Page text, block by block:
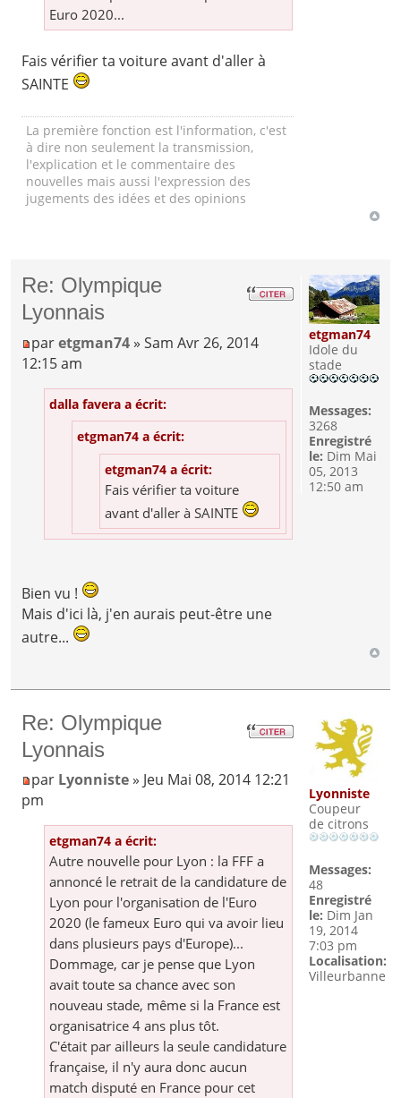
Euro 2020...
Fais vérifier ta voiture avant d'aller à
SAINTE
La première fonction est l'information, c'est
à dire non seulement la transmission,
l'explication et le commentaire des
nouvelles mais aussi l'expression des
jugements des idées et des opinions
Re: Olympique
Lyonnais
paretgman74 » Sam Avr 26, 2014
12:15 am
dalla favera a écrit:
etgman74 a écrit:
etgman74 a écrit:
Fais vérifier ta voiture
avant d'aller à SAINTE
Bien vu !
Mais d'ici là, j'en aurais peut-être une
autre...
etgman74
Idole du
stade
Messages:
3268
Enregistré
le: Dim Mai
05, 2013
12:50 am
Re: Olympique
Lyonnais
par Lyonniste» Jeu Mai 08, 2014 12:21
pm
etgman74 a écrit:
Autre nouvelle pour Lyon : la FFF a
annoncé le retrait de la candidature de
Lyon pour l'organisation de l'Euro
2020 (le fameux Euro qui va avoir lieu
dans plusieurs pays d'Europe)...
Dommage, car je pense que Lyon
avait toute sa chance avec son
nouveau stade, même si la France est
organisatrice 4 ans plus tôt.
C'était par ailleurs la seule candidature
française, il n'y aura donc aucun
match disputé en France pour cet
Lyonniste
Coupeur
de citrons
Messages:
48
Enregistré
le: Dim Jan
19, 2014
7:03 pm
Localisation:
Villeurbanne